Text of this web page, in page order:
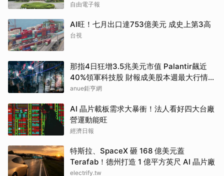
自由電子報
AI旺！七月出口達753億美元 成史上第3高
台視
那指4日狂增3.5兆美元市值 Palantir飆近
40%領軍科技股 財報成美股本週最大行情推
手
anue鉅亨網
AI 晶片載板需求大暴衝！法人看好四大台廠
營運動能旺
經濟日報
特斯拉、SpaceX 砸 168 億美元蓋
Terafab！德州打造 1 億平方英尺 AI 晶片廠
electrify.tw